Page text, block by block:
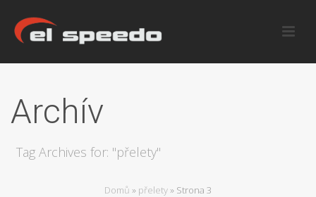
Archív
Tag Archives for: "přelety"
Domů » přelety » Strona 3